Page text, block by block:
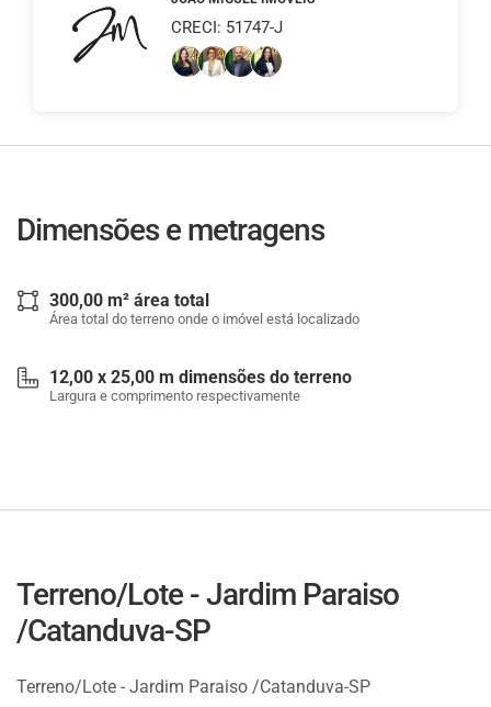
CRECI: 51747-J
Dimensões e metragens
300,00 m² área total
Área total do terreno onde o imóvel está localizado
12,00 x 25,00 m dimensões do terreno
Largura e comprimento respectivamente
Terreno/Lote - Jardim Paraiso
/Catanduva-SP
Terreno/Lote - Jardim Paraiso /Catanduva-SP